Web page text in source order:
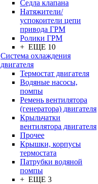
Седла клапана
Натяжители/
успокоители цепи
привода ГРМ
Ролики ГРМ
+ ЕЩЕ 10
Система охлаждения
двигателя
Термостат двигателя
Водяные насосы,
помпы
Ремень вентилятора
(генератора) двигателя
Крыльчатки
вентилятора двигателя
Прочее
Крышки, корпусы
термостата
Патрубки водяной
помпы
+ ЕЩЕ 3